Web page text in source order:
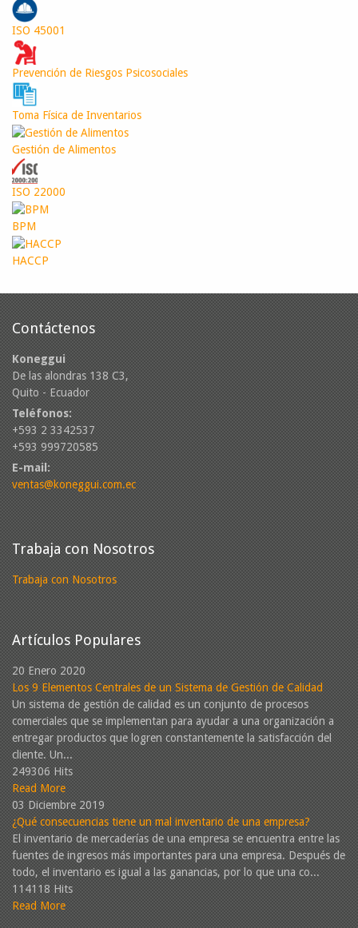
ISO 45001
Prevención de Riesgos Psicosociales
Toma Física de Inventarios
Gestión de Alimentos
ISO 22000
BPM
HACCP
Contáctenos
Koneggui
De las alondras 138 C3,
Quito - Ecuador
Teléfonos:
+593 2 3342537
+593 999720585
E-mail:
ventas@koneggui.com.ec
Trabaja con Nosotros
Trabaja con Nosotros
Artículos Populares
20 Enero 2020
Los 9 Elementos Centrales de un Sistema de Gestión de Calidad
Un sistema de gestión de calidad es un conjunto de procesos
comerciales que se implementan para ayudar a una organización a
entregar productos que logren constantemente la satisfacción del
cliente. Un...
249306 Hits
Read More
03 Diciembre 2019
¿Qué consecuencias tiene un mal inventario de una empresa?
El inventario de mercaderías de una empresa se encuentra entre las
fuentes de ingresos más importantes para una empresa. Después de
todo, el inventario es igual a las ganancias, por lo que una co...
114118 Hits
Read More